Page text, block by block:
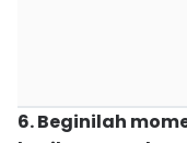
6. Beginilah